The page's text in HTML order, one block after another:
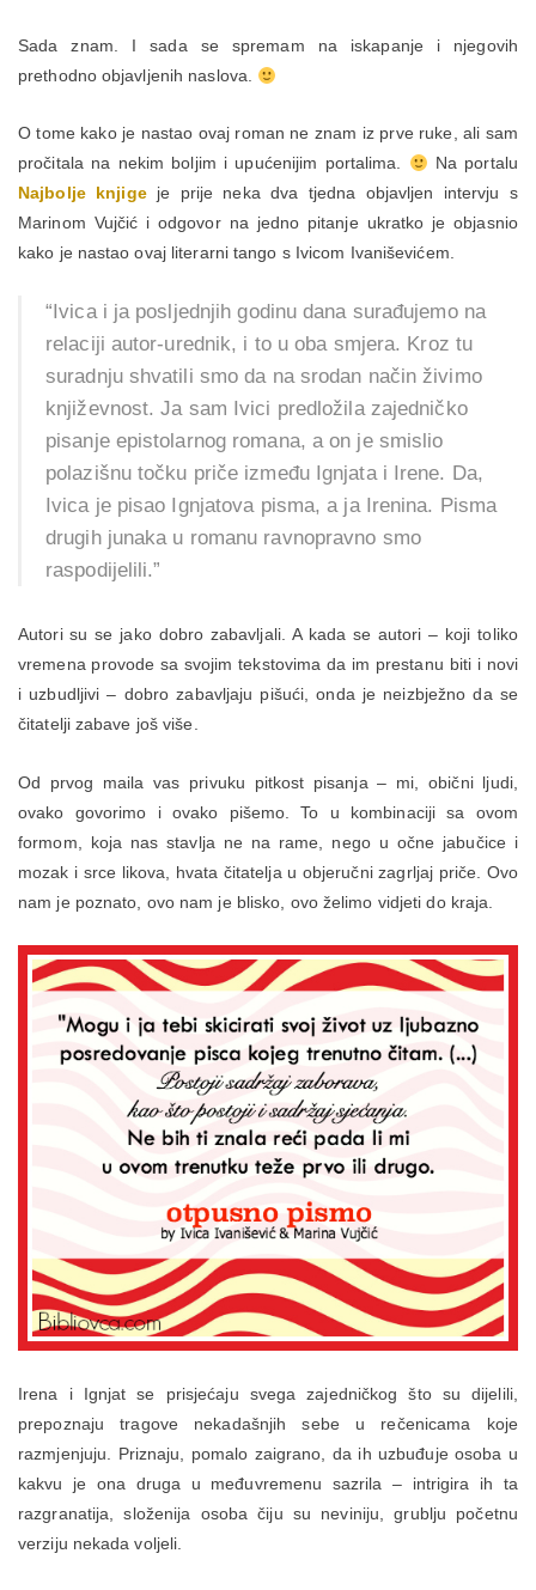
Sada znam. I sada se spremam na iskapanje i njegovih
prethodno objavljenih naslova.
O tome kako je nastao ovaj roman ne znam iz prve ruke, ali sam
pročitala na nekim boljim i upućenijim portalima.
Na portalu
Najbolje knjigeje prije neka dva tjedna objavljen intervju s
Marinom Vujčić i odgovor na jedno pitanje ukratko je objasnio
kako je nastao ovaj literarni tango s Ivicom Ivaniševićem.
“Ivica i ja posljednjih godinu dana surađujemo na
relaciji autor-urednik, i to u oba smjera. Kroz tu
suradnju shvatili smo da na srodan način živimo
književnost. Ja sam Ivici predložila zajedničko
pisanje epistolarnog romana, a on je smislio
polazišnu točku priče između Ignjata i Irene. Da,
Ivica je pisao Ignjatova pisma, a ja Irenina. Pisma
drugih junaka u romanu ravnopravno smo
raspodijelili.”
Autori su se jako dobro zabavljali. A kada se autori – koji toliko
vremena provode sa svojim tekstovima da im prestanu biti i novi
i uzbudljivi – dobro zabavljaju pišući, onda je neizbježno da se
čitatelji zabave još više.
Od prvog maila vas privuku pitkost pisanja – mi, obični ljudi,
ovako govorimo i ovako pišemo. To u kombinaciji sa ovom
formom, koja nas stavlja ne na rame, nego u očne jabučice i
mozak i srce likova, hvata čitatelja u objeručni zagrljaj priče. Ovo
nam je poznato, ovo nam je blisko, ovo želimo vidjeti do kraja.
Irena i Ignjat se prisjećaju svega zajedničkog što su dijelili,
prepoznaju tragove nekadašnjih sebe u rečenicama koje
razmjenjuju. Priznaju, pomalo zaigrano, da ih uzbuđuje osoba u
kakvu je ona druga u međuvremenu sazrila – intrigira ih ta
razgranatija, složenija osoba čiju su neviniju, grublju početnu
verziju nekada voljeli.